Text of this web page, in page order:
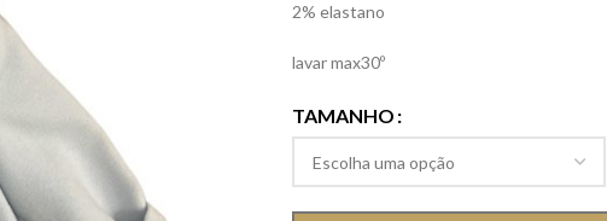
2% elastano
lavar max30º
TAMANHO